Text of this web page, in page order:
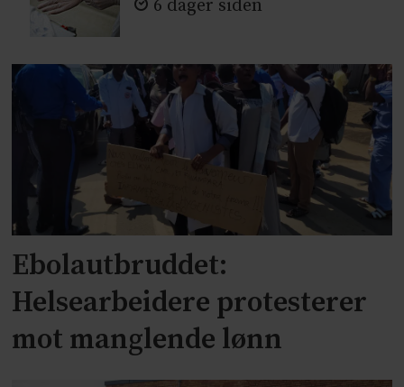
6 dager siden
Ebolautbruddet:
Helsearbeidere protesterer
mot manglende lønn